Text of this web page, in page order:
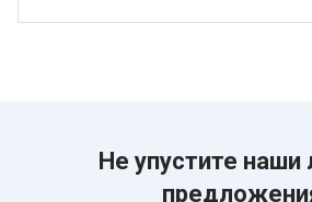
Не упустите наши